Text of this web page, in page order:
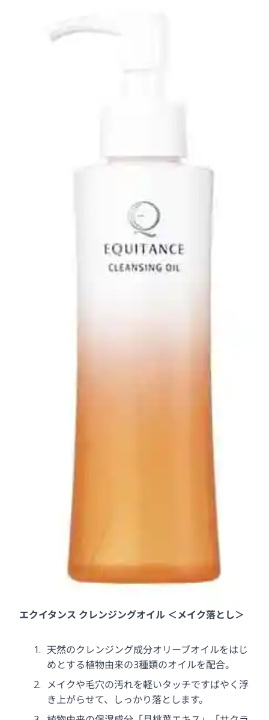
エクイタンス クレンジングオイル ＜メイク落とし＞
天然のクレンジング成分オリーブオイルをはじ
めとする植物由来の3種類のオイルを配合。
メイクや毛穴の汚れを軽いタッチですばやく浮
き上がらせて、しっかり落とします。